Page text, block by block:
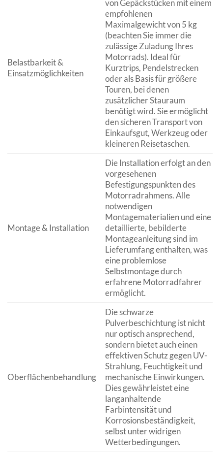
Belastbarkeit &
Einsatzmöglichkeiten
von Gepäckstücken mit einem
empfohlenen
Maximalgewicht von 5 kg
(beachten Sie immer die
zulässige Zuladung Ihres
Motorrads). Ideal für
Kurztrips, Pendelstrecken
oder als Basis für größere
Touren, bei denen
zusätzlicher Stauraum
benötigt wird. Sie ermöglicht
den sicheren Transport von
Einkaufsgut, Werkzeug oder
kleineren Reisetaschen.
Montage & Installation
Die Installation erfolgt an den
vorgesehenen
Befestigungspunkten des
Motorradrahmens. Alle
notwendigen
Montagematerialien und eine
detaillierte, bebilderte
Montageanleitung sind im
Lieferumfang enthalten, was
eine problemlose
Selbstmontage durch
erfahrene Motorradfahrer
ermöglicht.
Oberflächenbehandlung
Die schwarze
Pulverbeschichtung ist nicht
nur optisch ansprechend,
sondern bietet auch einen
effektiven Schutz gegen UV-
Strahlung, Feuchtigkeit und
mechanische Einwirkungen.
Dies gewährleistet eine
langanhaltende
Farbintensität und
Korrosionsbeständigkeit,
selbst unter widrigen
Wetterbedingungen.